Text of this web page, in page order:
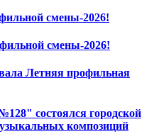
смены-2026!
смены-2026!
Летняя профильная
состоялся городской
композиций